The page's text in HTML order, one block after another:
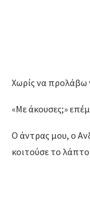
Χωρίς να προλάβω
«Με άκουσες;»
Ο άντρας μου, ο
κοιτούσε το